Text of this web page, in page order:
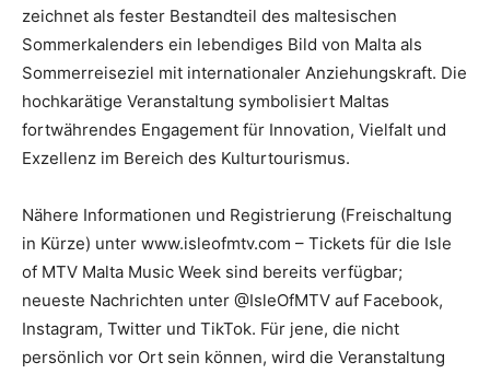
zeichnet als fester Bestandteil des maltesischen
Sommerkalenders ein lebendiges Bild von Malta als
Sommerreiseziel mit internationaler Anziehungskraft. Die
hochkarätige Veranstaltung symbolisiert Maltas
fortwährendes Engagement für Innovation, Vielfalt und
Exzellenz im Bereich des Kulturtourismus.
Nähere Informationen und Registrierung (Freischaltung
in Kürze) unter www.isleofmtv.com – Tickets für die Isle
of MTV Malta Music Week sind bereits verfügbar;
neueste Nachrichten unter @IsleOfMTV auf Facebook,
Instagram, Twitter und TikTok. Für jene, die nicht
persönlich vor Ort sein können, wird die Veranstaltung